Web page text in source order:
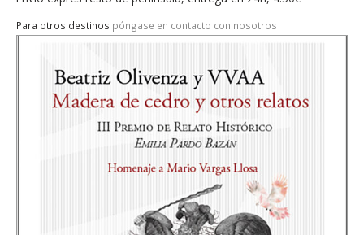
Para otros destinos póngase en contacto con nosotros